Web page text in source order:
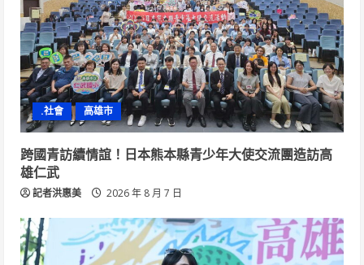
.社會 高雄市
跨國青訪續情誼！日本熊本縣青少年大使交流團造訪高
雄仁武
記者洪惠美 2026 年 8 月 7 日